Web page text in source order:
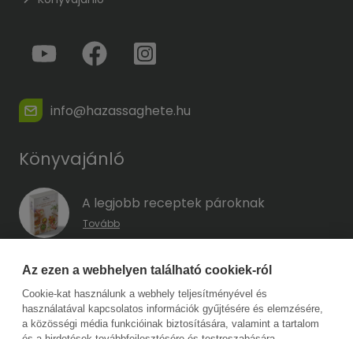
info@hazassaghete.hu
Könyvajánló
A legjobb receptek pároknak
Tovább
A hűség kódja – Hogyan előzd meg a
megcsalást, mielőtt még eszedbe jutott
volna?
Tovább
Az ezen a webhelyen található cookiek-ról
Cookie-kat használunk a webhely teljesítményével és
használatával kapcsolatos információk gyűjtésére és elemzésére,
a közösségi média funkcióinak biztosítására, valamint a tartalom